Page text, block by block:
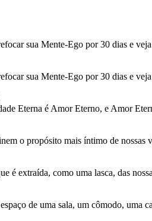
sua Mente-Ego por 30 dias e
sua Mente-Ego por 30 dias e
Eterna é Amor Eterno, e Amor
o propósito mais íntimo de nossas
é extraída, como uma lasca, das
de uma sala, um cômodo,